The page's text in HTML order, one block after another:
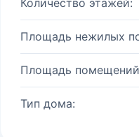
Количество этажей:
Площадь нежилых
Площадь
Тип дома: